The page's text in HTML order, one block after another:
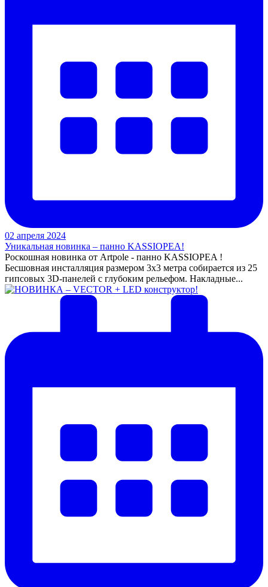
02 апреля 2024
Уникальная новинка – панно KASSIOPEA!
Роскошная новинка от Artpole - панно KASSIOPEA !
Бесшовная инсталляция размером 3х3 метра собирается из 25
гипсовых 3D-панелей с глубоким рельефом. Накладные...